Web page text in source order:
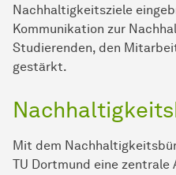
Nachhaltigkeitsziele
Kommunikation zur
Studierenden, den
gestärkt.
Mit dem
TU Dortmund eine zentrale